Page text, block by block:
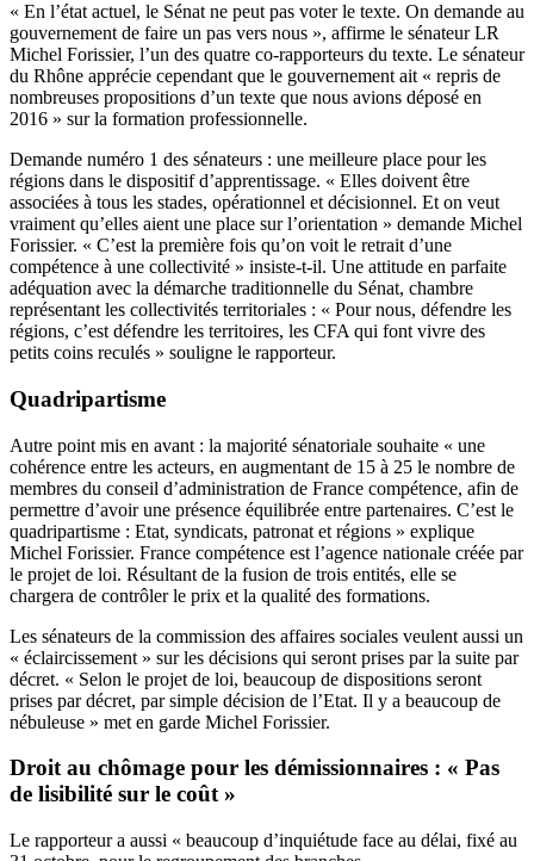
« En l’état actuel, le Sénat ne peut pas voter le texte. On demande au
gouvernement de faire un pas vers nous », affirme le sénateur LR
Michel Forissier, l’un des quatre co-rapporteurs du texte. Le sénateur
du Rhône apprécie cependant que le gouvernement ait « repris de
nombreuses propositions d’un texte que nous avions déposé en
2016 » sur la formation professionnelle.
Demande numéro 1 des sénateurs : une meilleure place pour les
régions dans le dispositif d’apprentissage. « Elles doivent être
associées à tous les stades, opérationnel et décisionnel. Et on veut
vraiment qu’elles aient une place sur l’orientation » demande Michel
Forissier. « C’est la première fois qu’on voit le retrait d’une
compétence à une collectivité » insiste-t-il. Une attitude en parfaite
adéquation avec la démarche traditionnelle du Sénat, chambre
représentant les collectivités territoriales : « Pour nous, défendre les
régions, c’est défendre les territoires, les CFA qui font vivre des
petits coins reculés » souligne le rapporteur.
Quadripartisme
Autre point mis en avant : la majorité sénatoriale souhaite « une
cohérence entre les acteurs, en augmentant de 15 à 25 le nombre de
membres du conseil d’administration de France compétence, afin de
permettre d’avoir une présence équilibrée entre partenaires. C’est le
quadripartisme : Etat, syndicats, patronat et régions » explique
Michel Forissier. France compétence est l’agence nationale créée par
le projet de loi. Résultant de la fusion de trois entités, elle se
chargera de contrôler le prix et la qualité des formations.
Les sénateurs de la commission des affaires sociales veulent aussi un
« éclaircissement » sur les décisions qui seront prises par la suite par
décret. « Selon le projet de loi, beaucoup de dispositions seront
prises par décret, par simple décision de l’Etat. Il y a beaucoup de
nébuleuse » met en garde Michel Forissier.
Droit au chômage pour les démissionnaires : « Pas
de lisibilité sur le coût »
Le rapporteur a aussi « beaucoup d’inquiétude face au délai, fixé au